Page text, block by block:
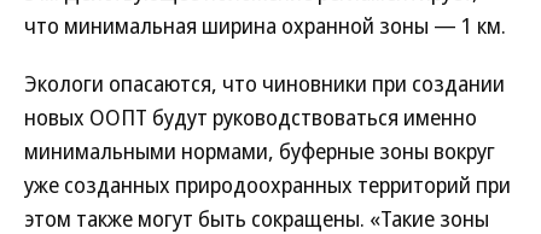
что минимальная ширина охранной зоны — 1 км.
Экологи опасаются, что чиновники при создании
новых ООПТ будут руководствоваться именно
минимальными нормами, буферные зоны вокруг
уже созданных природоохранных территорий при
этом также могут быть сокращены. «Такие зоны